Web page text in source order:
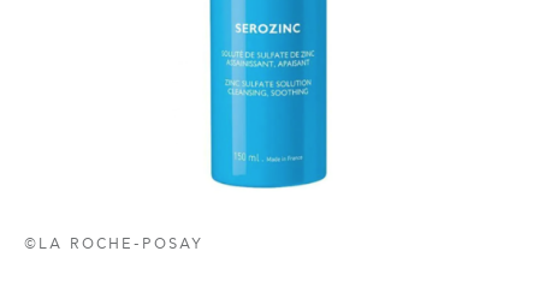
©LA ROCHE-POSAY